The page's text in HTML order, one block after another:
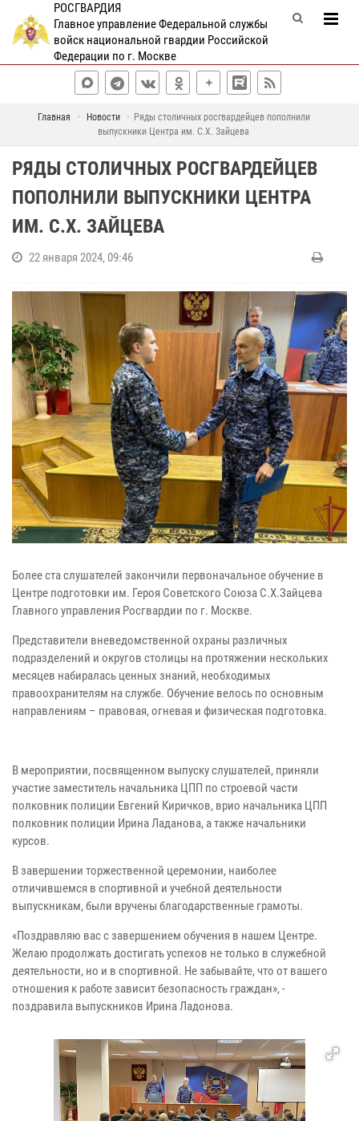
РОСГВАРДИЯ
Главное управление Федеральной службы
войск национальной гвардии Российской
Федерации по г. Москве
Главная Новости
Ряды столичных росгвардейцев пополнили
выпускники Центра им. С.Х. Зайцева
РЯДЫ СТОЛИЧНЫХ РОСГВАРДЕЙЦЕВ
ПОПОЛНИЛИ ВЫПУСКНИКИ ЦЕНТРА
ИМ. С.Х. ЗАЙЦЕВА
22 января 2024, 09:46
Более ста слушателей закончили первоначальное обучение в
Центре подготовки им. Героя Советского Союза С.Х.Зайцева
Главного управления Росгвардии по г. Москве.
Представители вневедомственной охраны различных
подразделений и округов столицы на протяжении нескольких
месяцев набиралась ценных знаний, необходимых
правоохранителям на службе. Обучение велось по основным
направлениям – правовая, огневая и физическая подготовка.
В мероприятии, посвященном выпуску слушателей, приняли
участие заместитель начальника ЦПП по строевой части
полковник полиции Евгений Киричков, врио начальника ЦПП
полковник полиции Ирина Ладанова, а также начальники
курсов.
В завершении торжественной церемонии, наиболее
отличившемся в спортивной и учебной деятельности
выпускникам, были вручены благодарственные грамоты.
«Поздравляю вас с завершением обучения в нашем Центре.
Желаю продолжать достигать успехов не только в служебной
деятельности, но и в спортивной. Не забывайте, что от вашего
отношения к работе зависит безопасность граждан», -
поздравила выпускников Ирина Ладонова.